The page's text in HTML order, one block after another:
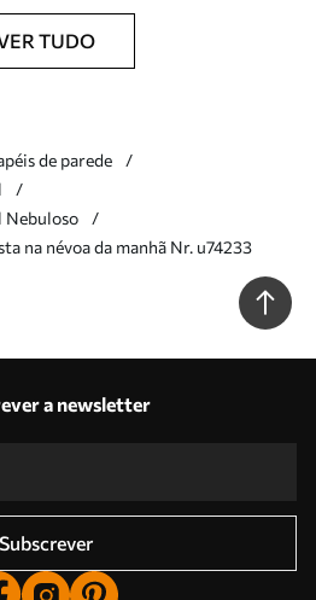
TUDO
de parede
Nebuloso
na névoa da manhã Nr. u74233
a newsletter
Subscrever